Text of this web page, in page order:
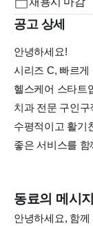
공고 상세
안녕하세요!
시리즈 C, 빠르게
헬스케어 스타트
치과 전문 구인구
수평적이고 활기
좋은 서비스를
동료의 메시
안녕하세요, 함